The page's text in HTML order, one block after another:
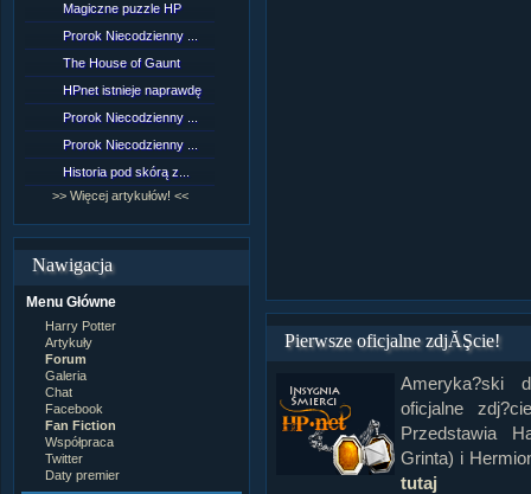
Magiczne puzzle HP
Prorok Niecodzienny ...
The House of Gaunt
HPnet istnieje naprawdę
Prorok Niecodzienny ...
Prorok Niecodzienny ...
Historia pod skórą z...
>> Więcej artykułów! <<
Nawigacja
Menu Główne
Harry Potter
Artykuły
Forum
Galeria
Chat
Facebook
Fan Fiction
Współpraca
Twitter
Daty premier
Pierwsze oficjalne zdjĂŞcie!
Ameryka?ski
oficjalne
Przedstawia
Grinta) i
tutaj